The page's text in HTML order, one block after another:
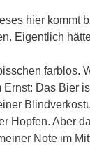
hier kommt
Eigentlich
Das Bier
Hopfen. Aber
Note im